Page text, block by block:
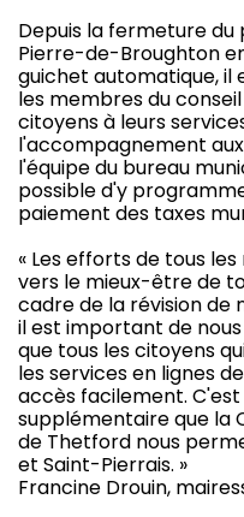
Depuis la fermeture du
Pierre-de-Broughton
guichet automatique,
les membres du
citoyens à leurs
l'accompagnement
l'équipe du bureau
possible d'y
paiement des taxes
« Les efforts de tous
vers le mieux-être de
cadre de la révision de
il est important de
que tous les citoyens
les services en lignes
accès facilement.
supplémentaire que la
de Thetford nous
et Saint-Pierrais. »
Francine Drouin,